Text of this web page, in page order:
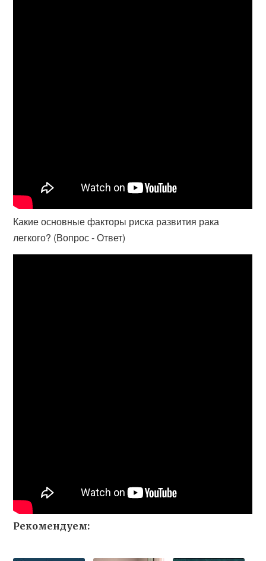
Какие основные факторы риска развития рака
легкого? (Вопрос - Ответ)
Рекомендуем: